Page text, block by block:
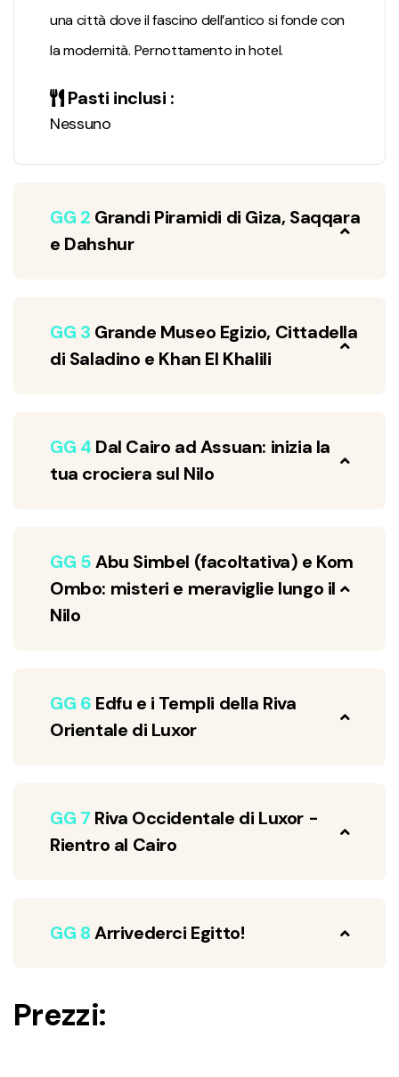
una città dove il fascino dell’antico si fonde con
la modernità. Pernottamento in hotel.
Pasti inclusi :
Nessuno
GG 2 Grandi Piramidi di Giza, Saqqara
e Dahshur
GG 3 Grande Museo Egizio, Cittadella
di Saladino e Khan El Khalili
GG 4 Dal Cairo ad Assuan: inizia la
tua crociera sul Nilo
GG 5Abu Simbel (facoltativa) e Kom
Ombo: misteri e meraviglie lungo il
Nilo
GG 6 Edfu e i Templi della Riva
Orientale di Luxor
GG 7 Riva Occidentale di Luxor -
Rientro al Cairo
GG 8Arrivederci Egitto!
Prezzi: